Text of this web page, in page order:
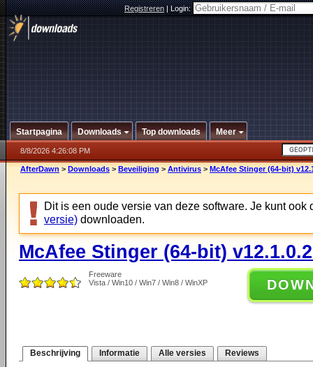
Registreren|Login:
Startpagina Downloads Top downloads Meer
8/8/2026 4:26:08 PM
AfterDawn > Downloads > Beveiliging > Antivirus > McAfee Stinger (64-bit)
Dit is een oude versie van deze software. Je kunt ook
versie) downloaden.
McAfee Stinger (64-bit)
Freeware
Vista / Win10 / Win7 / Win8 / WinXP
Beschrijving Informatie Alle versies Reviews